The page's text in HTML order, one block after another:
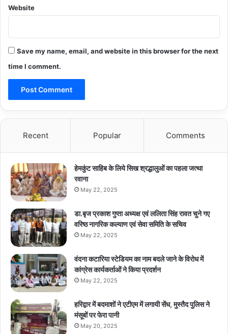
Website
Save my name, email, and website in this browser for the next
time I comment.
Recent Popular Comments
हेमकुंट साहिब के लिये सिख श्रद्धालुओं का पहला जत्था
रवाना
May 22, 2025
डा.बृज प्रकाश गुप्ता अध्यक्ष एवं ललिता सिंह रावत चुने गए
वरिष्ठ नागरिक कल्याण एवं सेवा समिति के सचिव
May 22, 2025
वंदना कटारिया स्टेडियम का नाम बदले जाने के विरोध में
कांग्रेस कार्यकर्ताओं ने किया प्रदर्शन
May 22, 2025
हरिद्वार में बदमाशों ने एटीएम में लगायी सेंध, मुस्तैद पुलिस ने
मंसूबों पर फेरा पानी
May 20, 2025